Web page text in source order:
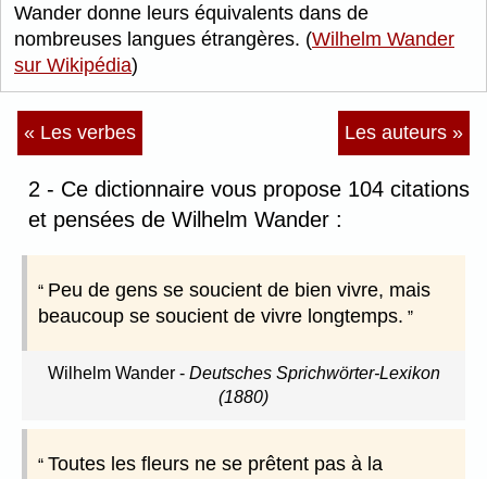
Wander donne leurs équivalents dans de
nombreuses langues étrangères. (Wilhelm Wander
sur Wikipédia)
« Les verbes Les auteurs »
2 - Ce dictionnaire vous propose 104 citations
et pensées de Wilhelm Wander :
Peu de gens se soucient de bien vivre, mais
beaucoup se soucient de vivre longtemps.
Wilhelm Wander- Deutsches Sprichwörter-Lexikon
(1880)
Toutes les fleurs ne se prêtent pas à la